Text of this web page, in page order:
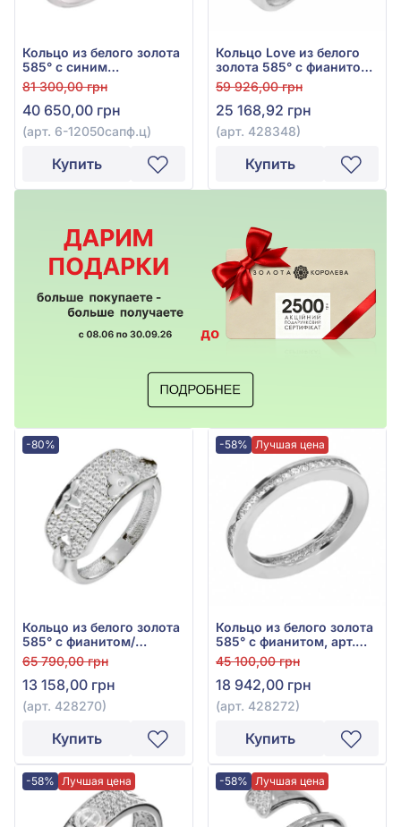
Кольцо из белого золота
585° с синим
гидротермальным
сапфиром 1,47ct и синим
фианитом, арт. 6-
12050сапф.ц
81 300,00 грн
40 650,00 грн
(арт. 6-12050сапф.ц)
Купить
Кольцо Love из белого
золота 585° с фианитом,
арт. 428348
59 926,00 грн
25 168,92 грн
(арт. 428348)
Купить
-80%
Кольцо из белого золота
585° с фианитом/
куб.цирконием, арт.
428270
65 790,00 грн
13 158,00 грн
(арт. 428270)
Купить
-58% Лучшая цена
Кольцо из белого золота
585° с фианитом, арт.
428272
45 100,00 грн
18 942,00 грн
(арт. 428272)
Купить
-58% Лучшая цена -58% Лучшая цена